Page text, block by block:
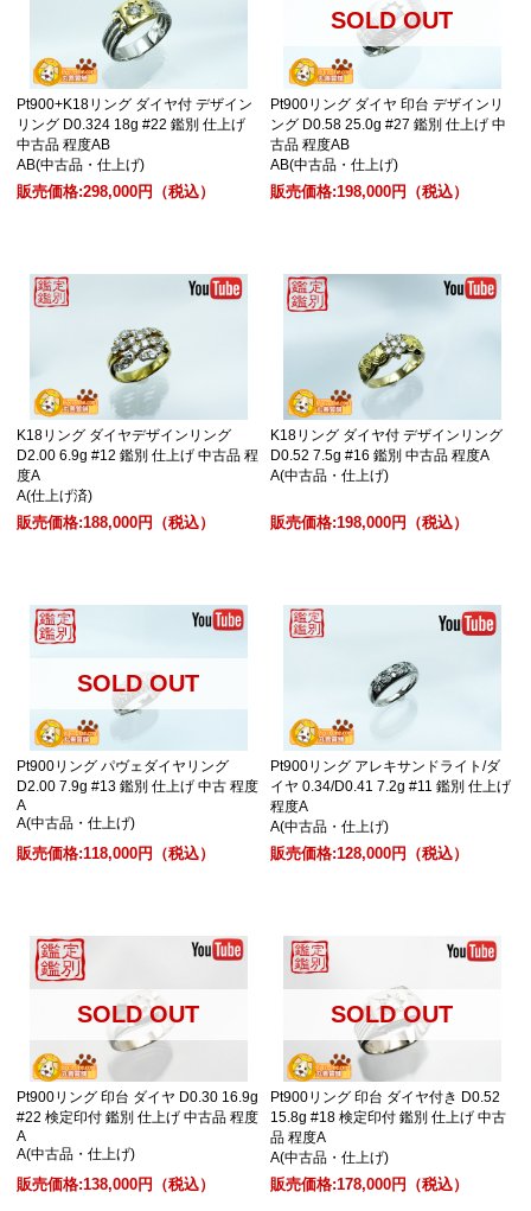
Pt900+K18リング ダイヤ付 デザイン
リング D0.324 18g #22 鑑別 仕上げ
中古品 程度AB
AB(中古品・仕上げ)
販売価格:298,000円 （税込）
Pt900リング ダイヤ 印台 デザインリ
ング D0.58 25.0g #27 鑑別 仕上げ 中
古品 程度AB
AB(中古品・仕上げ)
販売価格:198,000円 （税込）
SOLD OUT
K18リング ダイヤデザインリング
D2.00 6.9g #12 鑑別 仕上げ 中古品 程
度A
A(仕上げ済)
販売価格:188,000円 （税込）
K18リング ダイヤ付 デザインリング
D0.52 7.5g #16 鑑別 中古品 程度A
A(中古品・仕上げ)
販売価格:198,000円 （税込）
Pt900リング パヴェダイヤリング
D2.00 7.9g #13 鑑別 仕上げ 中古 程度
A
A(中古品・仕上げ)
販売価格:118,000円 （税込）
SOLD OUT
Pt900リング アレキサンドライト/ダ
イヤ 0.34/D0.41 7.2g #11 鑑別 仕上げ
程度A
A(中古品・仕上げ)
販売価格:128,000円 （税込）
Pt900リング 印台 ダイヤ D0.30 16.9g
#22 検定印付 鑑別 仕上げ 中古品 程度
A
A(中古品・仕上げ)
販売価格:138,000円 （税込）
SOLD OUT
Pt900リング 印台 ダイヤ付き D0.52
15.8g #18 検定印付 鑑別 仕上げ 中古
品 程度A
A(中古品・仕上げ)
販売価格:178,000円 （税込）
SOLD OUT